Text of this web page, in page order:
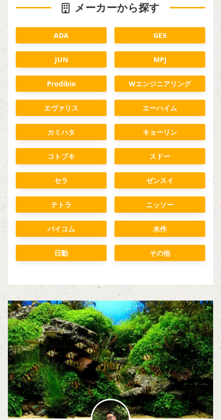
メーカーから探す
ADA GEX
JUN MPJ
Prodibio Wエンジニアリング
エヴァリス エーハイム
カミハタ キョーリン
コトブキ スドー
セラ ゼンスイ
テトラ ニッソー
バイコム 水作
日動 その他